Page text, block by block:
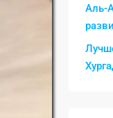
Аль-